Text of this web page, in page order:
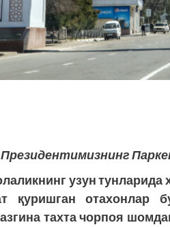
Президентимизнинг
узун тунларида
қуришган отахонлар
тахта чорпоя